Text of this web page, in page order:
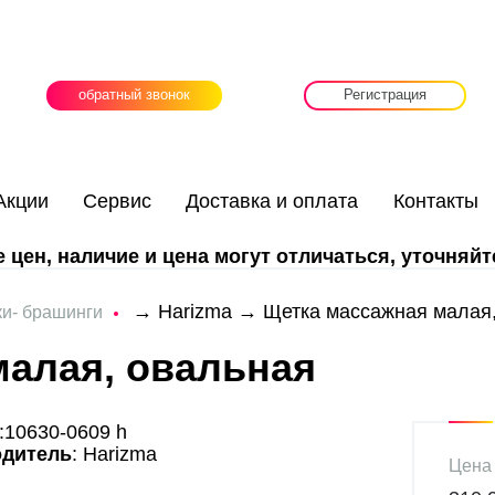
обратный звонок Регистрация
Сервис Доставка и оплата Контакты
наличие и цена могут отличаться,
брашинги → Harizma→ Щетка массажная
овальная
0609 h
: Harizma
Цена